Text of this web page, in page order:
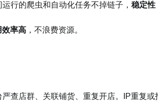
行的爬虫和自动化任务不掉链子， 稳定性
效率高 ，不浪费资源。
查店群、关联铺货、重复开店。IP重复或